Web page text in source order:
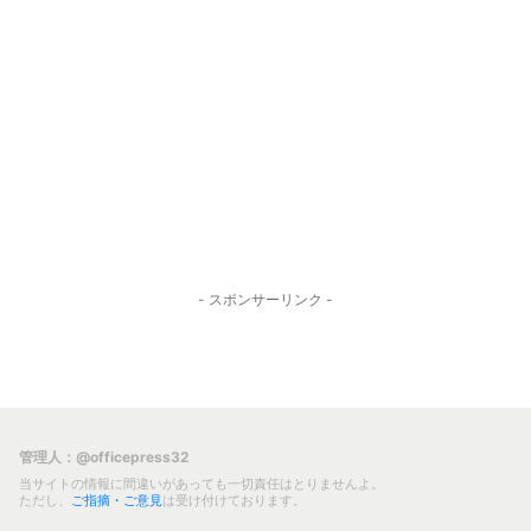
- スポンサーリンク -
管理人：@officepress32
当サイトの情報に間違いがあっても一切責任はとりませんよ。
ただし、
ご指摘・ご意見 は受け付けております。